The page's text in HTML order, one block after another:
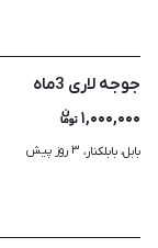
جوجه لاری 3ماه
۱,۰۰۰,۰۰۰
بابل، بابلکنار، ۳ روز پیش